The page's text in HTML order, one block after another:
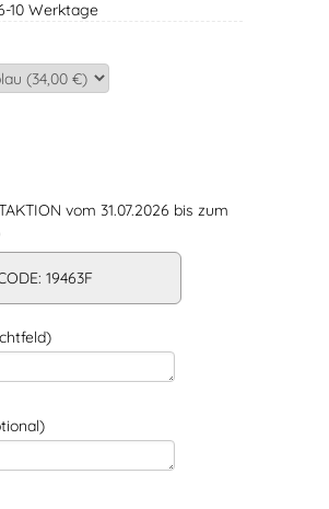
10 Werktage
vom 31.07.2026 bis zum
19463F